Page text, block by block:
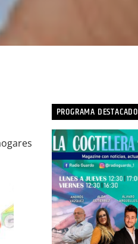
PROGRAMA DESTACADO